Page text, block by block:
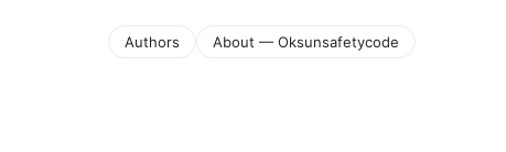
Authors About — Oksunsafetycode